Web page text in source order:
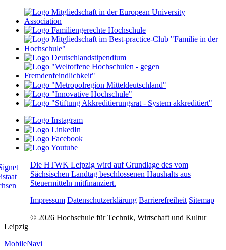
Die HTWK Leipzig wird auf Grundlage des vom
Sächsischen Landtag beschlossenen Haushalts aus
Steuermitteln mitfinanziert.
Impressum Datenschutzerklärung Barrierefreiheit Sitemap
© 2026 Hochschule für Technik, Wirtschaft und Kultur
Leipzig
MobileNavi